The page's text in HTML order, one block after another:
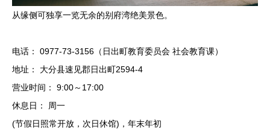
从缘侧可独享一览无余的别府湾绝美景色。
电话： 0977-73-3156（日出町教育委员会 社会教育课）
地址： 大分县速见郡日出町2594-4
营业时间： 9:00～17:00
休息日： 周一
(节假日照常开放，次日休馆)，年末年初